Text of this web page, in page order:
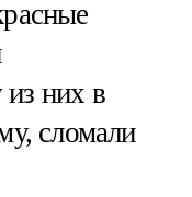
них в
сломали